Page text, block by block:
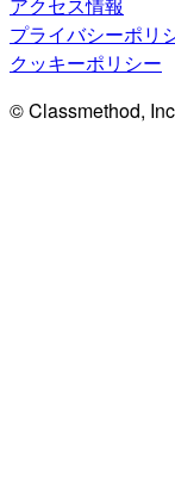
アクセス情報
プライバシーポリ
クッキーポリシー
© Classmethod,